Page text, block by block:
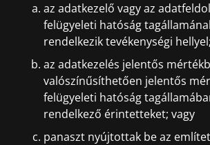
az adatkezelő vagy az
felügyeleti hatóság
rendelkezik tevékenységi hellyel;
az adatkezelés jelentős
valószínűsíthetően jelentős
felügyeleti hatóság
rendelkező érintetteket; vagy
panaszt nyújtottak be az